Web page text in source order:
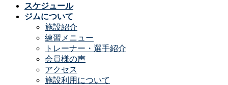
スケジュール
ジムについて
施設紹介
練習メニュー
トレーナー・選手紹介
会員様の声
アクセス
施設利用について